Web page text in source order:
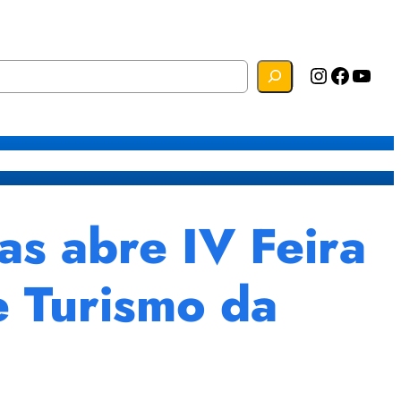
Instagram Facebook YouTube
abre IV Feira
da